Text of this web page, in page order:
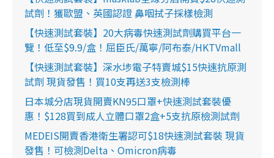
試劑！獲歐盟、英國認證 鼻咽拭子採樣檢測
【快速測試套裝】20大病毒快速測試劑購買平台一
覽！低至$9.9/盒！屈臣氏/萬寧/阿布泰/HKTVmall
【快速測試套裝】深水埗電子特賣城$15快速抗原測
試劑 現貨發售！買10支再送3支檢測棒
日本城分店現貨開賣KN95口罩+快速測試套裝優
惠！$128買到成人立體口罩2盒+5支抗原檢測試劑
MEDEIS開賣香港衛生署認可$18快速測試套裝 現貨
發售！可檢測Delta、Omicron病毒